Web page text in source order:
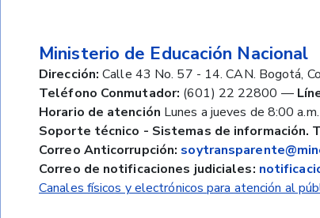
Ministerio de Educación Nacional
Dirección: Calle 43 No. 57 - 14. CAN. Bogotá,
Teléfono Conmutador: (601) 22 22800 —
Horario de atención Lunes a jueves de 8:00
Soporte técnico - Sistemas de información.
Correo Anticorrupción:
Correo de notificaciones judiciales:
Canales físicos y electrónicos para atención al